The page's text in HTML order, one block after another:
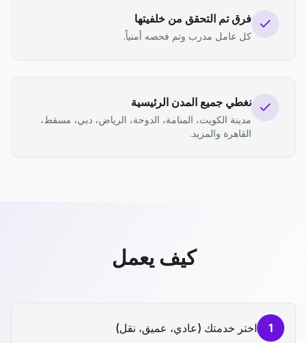
فرق تم التحقق من خلفيتها
كل عامل مدرب وتم فحصه أمنياً.
نغطي جميع المدن الرئيسية
مدينة الكويت، المنامة، الدوحة، الرياض، دبي، مسقط،
القاهرة والمزيد.
كيف يعمل
1 اختر خدمتك (عادي، عميق، نقل)